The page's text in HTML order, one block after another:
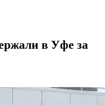
в Уфе за